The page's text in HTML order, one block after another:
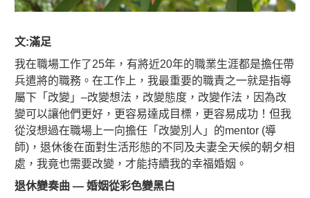
文:滿足
我在職場工作了25年，有將近20年的職業生涯都是擔任帶
兵遣將的職務。在工作上，我最重要的職責之一就是指導
屬下「改變」–改變想法，改變態度，改變作法，因為改
變可以讓他們更好，更容易達成目標，更容易成功！但我
從沒想過在職場上一向擔任「改變別人」的mentor (導
師)，退休後在面對生活形態的不同及夫妻全天候的朝夕相
處，我竟也需要改變，才能持續我的幸福婚姻。
退休變奏曲 — 婚姻從彩色變黑白